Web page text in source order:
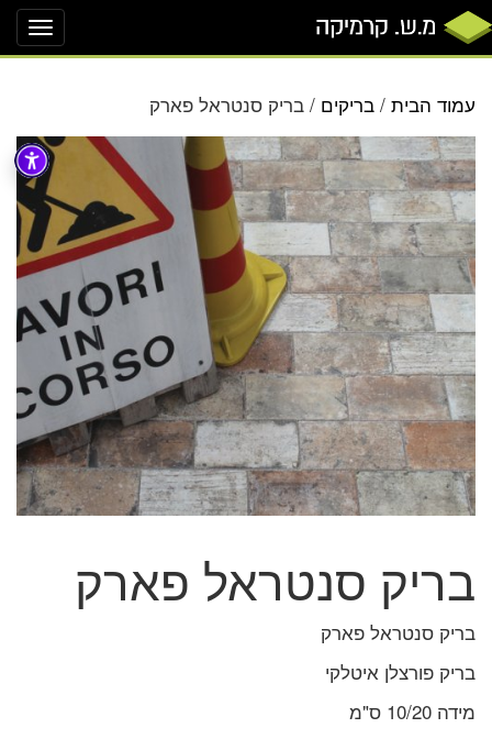
עמוד הבית / בריקים / בריק סנטראל פארק
בריק סנטראל פארק
בריק סנטראל פארק
בריק פורצלן איטלקי
מידה 10/20 ס"מ